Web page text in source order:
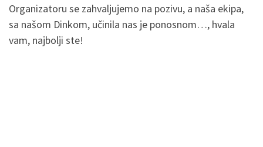
Organizatoru se zahvaljujemo na pozivu, a naša ekipa,
sa našom Dinkom, učinila nas je ponosnom…, hvala
vam, najbolji ste!